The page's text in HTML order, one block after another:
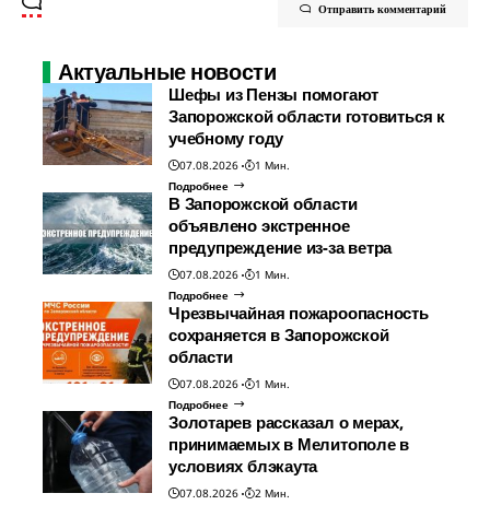
Отправить комментарий
Актуальные новости
Шефы из Пензы помогают
Запорожской области готовиться к
учебному году
07.08.2026
1 Мин.
Подробнее
В Запорожской области
объявлено экстренное
предупреждение из-за ветра
07.08.2026
1 Мин.
Подробнее
Чрезвычайная пожароопасность
сохраняется в Запорожской
области
07.08.2026
1 Мин.
Подробнее
Золотарев рассказал о мерах,
принимаемых в Мелитополе в
условиях блэкаута
07.08.2026
2 Мин.